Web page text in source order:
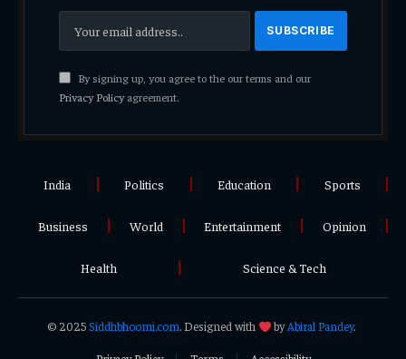
By signing up, you agree to the our terms and our
Privacy Policyagreement.
India Politics Education Sports
Business World Entertainment Opinion
Health Science & Tech
© 2025Siddhbhoomi.com. Designed with byAbiral Pandey.